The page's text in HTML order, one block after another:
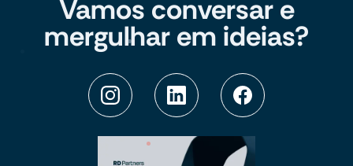
Vamos conversar e
mergulhar em ideias?